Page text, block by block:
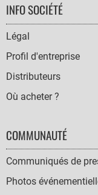
FOOTER
NAVIGATION
INFO SOCIÉTÉ
Légal
Profil d'entreprise
Distributeurs
Où acheter ?
COMMUNAUTÉ
Communiqués de
Photos